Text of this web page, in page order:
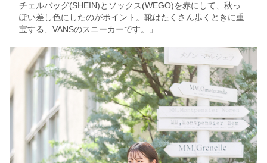
チェルバッグ(SHEIN)とソックス(WEGO)を赤にして、秋っ
ぽい差し色にしたのがポイント。靴はたくさん歩くときに重
宝する、VANSのスニーカーです。」